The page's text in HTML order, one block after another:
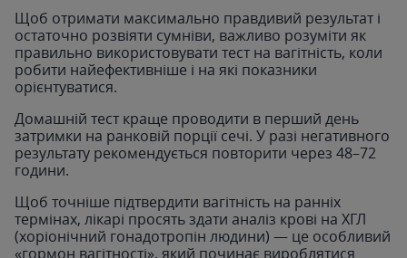
Щоб отримати максимально правдивий результат і
остаточно розвіяти сумніви, важливо розуміти як
правильно використовувати тест на вагітність, коли
робити найефективніше і на які показники
орієнтуватися.
Домашній тест краще проводити в перший день
затримки на ранковій порції сечі. У разі негативного
результату рекомендується повторити через 48–72
години.
Щоб точніше підтвердити вагітність на ранніх
термінах, лікарі просять здати аналіз крові на ХГЛ
(хоріонічний гонадотропін людини) — це особливий
«гормон вагітності», який починає вироблятися